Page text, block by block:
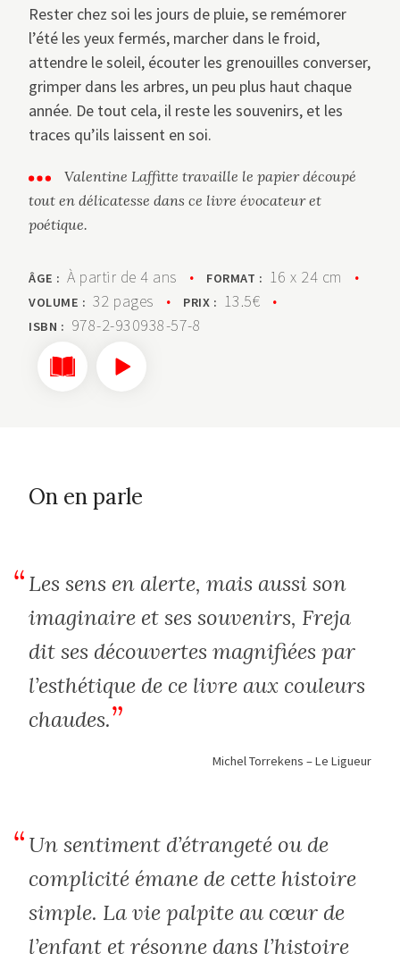
Rester chez soi les jours de pluie, se remémorer
l’été les yeux fermés, marcher dans le froid,
attendre le soleil, écouter les grenouilles converser,
grimper dans les arbres, un peu plus haut chaque
année. De tout cela, il reste les souvenirs, et les
traces qu’ils laissent en soi.
Valentine Laffitte travaille le papier découpé
tout en délicatesse dans ce livre évocateur et
poétique.
ÂGE : À partir de 4 ans • FORMAT : 16 x 24 cm •
VOLUME : 32 pages • PRIX : 13.5€ •
ISBN : 978-2-930938-57-8
On en parle
Les sens en alerte, mais aussi son
imaginaire et ses souvenirs, Freja
dit ses découvertes magnifiées par
l’esthétique de ce livre aux couleurs
chaudes.
Michel Torrekens – Le Ligueur
Un sentiment d’étrangeté ou de
complicité émane de cette histoire
simple. La vie palpite au cœur de
l’enfant et résonne dans l’histoire